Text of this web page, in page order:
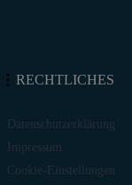
RECHTLICHES
Datenschutzerklärung
Impressum
Cookie-Einstellungen